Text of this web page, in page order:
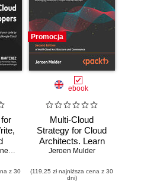
Hector Parra Martinez
, Isaac Hernández Vargas
z 30
Promocja
ebook
Multi-Cloud
Strategy for Cloud
Architects. Learn
how to adopt and
clouds by
Jeroen Mulder
(119,25 zł najniższa cena z 30
dni)